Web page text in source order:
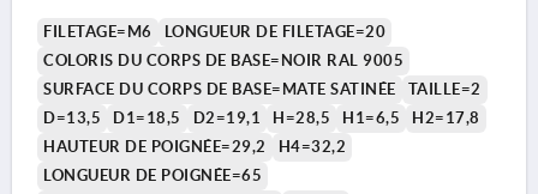
FILETAGE=M6
LONGUEUR DE FILETAGE=20
COLORIS DU CORPS DE BASE=NOIR RAL 9005
SURFACE DU CORPS DE BASE=MATE SATINÉE
TAILLE=2
D=13,5
D1=18,5 D2=19,1 H=28,5 H1=6,5
H2=17,8
HAUTEUR DE POIGNÉE=29,2
H4=32,2
LONGUEUR DE POIGNÉE=65